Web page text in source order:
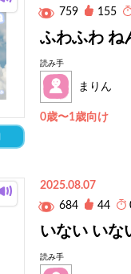
759
155
ふわふわ ね
読み手
まりん
0歳〜1歳向け
2025.08.07
684
44
いない いな
読み手